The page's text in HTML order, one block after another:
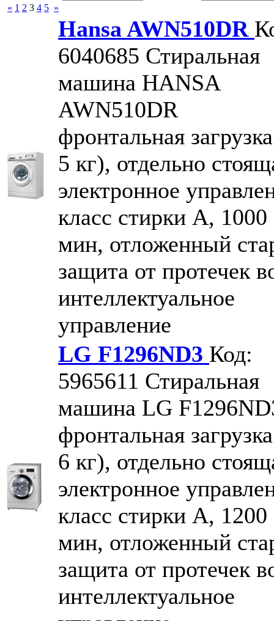
« 1 2 3 4 5 »
Hansa AWN510DR
6040685 Стиральная
машина HANSA
AWN510DR
фронтальная
5 кг), отдельно
электронное
класс стирки A,
мин, отложенный
защита от протечек
интеллектуальное
управление
LG F1296ND3 Код:
5965611 Стиральная
машина LG
фронтальная
6 кг), отдельно
электронное
класс стирки A,
мин, отложенный
защита от протечек
интеллектуальное